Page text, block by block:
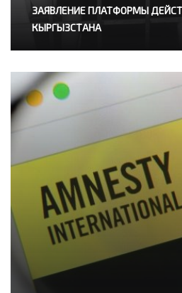
ЗАЯВЛЕНИЕ ПЛАТФОРМЫ
КЫРГЫЗСТАНА